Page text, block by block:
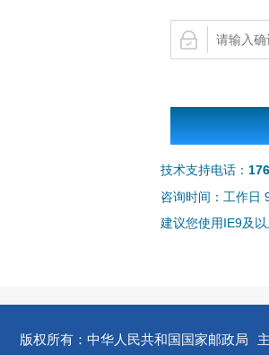
技术支持电话：
咨询时间：工作日
建议您使用IE9及
版权所有：中华人民共和国国家邮政局